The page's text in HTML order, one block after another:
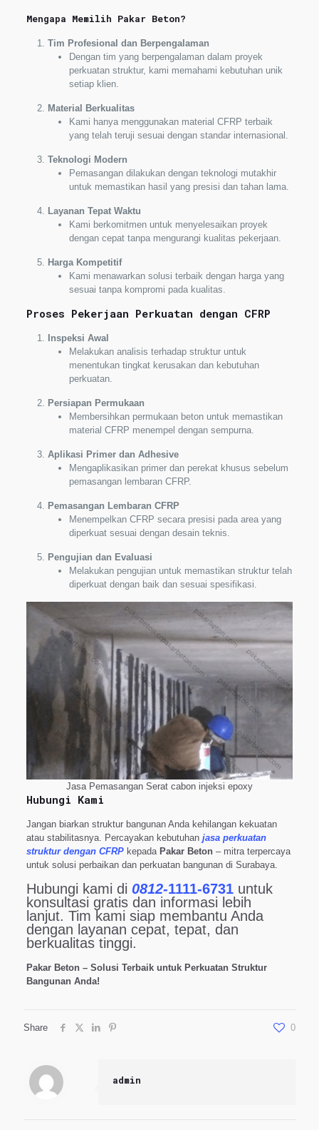
Mengapa Memilih Pakar Beton?
Tim Profesional dan Berpengalaman
Dengan tim yang berpengalaman dalam proyek
perkuatan struktur, kami memahami kebutuhan unik
setiap klien.
Material Berkualitas
Kami hanya menggunakan material CFRP terbaik
yang telah teruji sesuai dengan standar internasional.
Teknologi Modern
Pemasangan dilakukan dengan teknologi mutakhir
untuk memastikan hasil yang presisi dan tahan lama.
Layanan Tepat Waktu
Kami berkomitmen untuk menyelesaikan proyek
dengan cepat tanpa mengurangi kualitas pekerjaan.
Harga Kompetitif
Kami menawarkan solusi terbaik dengan harga yang
sesuai tanpa kompromi pada kualitas.
Proses Pekerjaan Perkuatan dengan CFRP
Inspeksi Awal
Melakukan analisis terhadap struktur untuk
menentukan tingkat kerusakan dan kebutuhan
perkuatan.
Persiapan Permukaan
Membersihkan permukaan beton untuk memastikan
material CFRP menempel dengan sempurna.
Aplikasi Primer dan Adhesive
Mengaplikasikan primer dan perekat khusus sebelum
pemasangan lembaran CFRP.
Pemasangan Lembaran CFRP
Menempelkan CFRP secara presisi pada area yang
diperkuat sesuai dengan desain teknis.
Pengujian dan Evaluasi
Melakukan pengujian untuk memastikan struktur telah
diperkuat dengan baik dan sesuai spesifikasi.
Jasa Pemasangan Serat cabon injeksi epoxy
Hubungi Kami
Jangan biarkan struktur bangunan Anda kehilangan kekuatan
atau stabilitasnya. Percayakan kebutuhanjasa perkuatan
struktur dengan CFRPkepada Pakar Beton– mitra terpercaya
untuk solusi perbaikan dan perkuatan bangunan di Surabaya.
Hubungi kami di 0812-1111-6731 untuk
konsultasi gratis dan informasi lebih
lanjut. Tim kami siap membantu Anda
dengan layanan cepat, tepat, dan
berkualitas tinggi.
Pakar Beton – Solusi Terbaik untuk Perkuatan Struktur
Bangunan Anda!
Share 0
admin